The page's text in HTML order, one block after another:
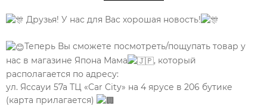
Друзья! У нас для Вас хорошая новость!
Теперь Вы сможете посмотреть/пощупать товар у
нас в магазине Япона Мама
, который
располагается по адресу:
ул. Яссауи 57а ТЦ «Car City» на 4 ярусе в 206 бутике
(карта прилагается)